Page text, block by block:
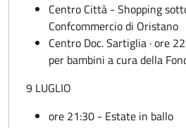
Centro Città - Shopping
Confcommercio di Oristano
Centro Doc. Sartiglia · ore
per bambini a cura della
9 LUGLIO
ore 21:30 - Estate in ballo